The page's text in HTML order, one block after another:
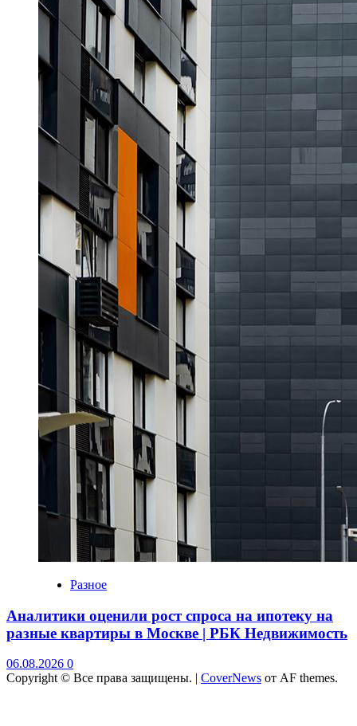
Разное
Аналитики оценили рост спроса на ипотеку на
разные квартиры в Москве | РБК Недвижимость
06.08.2026 0
Copyright © Все права защищены. | CoverNews от AF themes.